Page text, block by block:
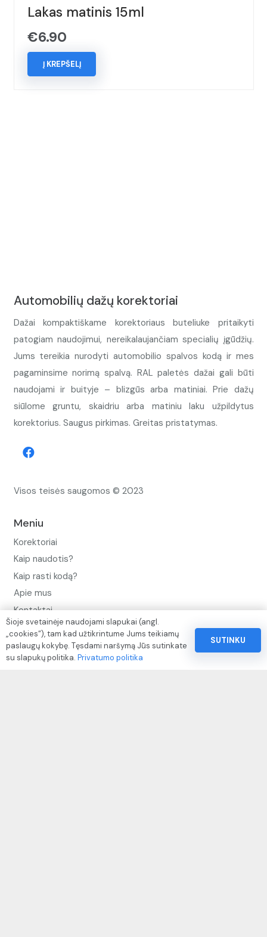
Lakas matinis 15ml
€6.90
Į KREPŠELĮ
Automobilių dažų korektoriai
Dažai kompaktiškame korektoriaus buteliuke pritaikyti
patogiam naudojimui, nereikalaujančiam specialių įgūdžių.
Jums tereikia nurodyti automobilio spalvos kodą ir mes
pagaminsime norimą spalvą. RAL paletės dažai gali būti
naudojami ir buityje – blizgūs arba matiniai. Prie dažų
siūlome gruntu, skaidriu arba matiniu laku užpildytus
korektorius. Saugus pirkimas. Greitas pristatymas.
Visos teisės saugomos © 2023
Meniu
Korektoriai
Kaip naudotis?
Kaip rasti kodą?
Apie mus
Kontaktai
Privatumo politika
Pinigų ir prekių grąžinimo politika
Šioje svetainėje naudojami slapukai (angl.
„cookies“), tam kad užtikrintume Jums teikiamų
paslaugų kokybę. Tęsdami naršymą Jūs sutinkate
su slapukų politika. Privatumo politika
SUTINKU